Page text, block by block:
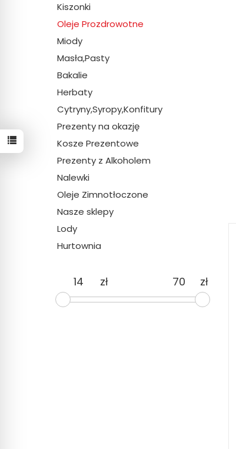
Kiszonki
Oleje Prozdrowotne
Miody
Masła,Pasty
Bakalie
Herbaty
Cytryny,Syropy,Konfitury
Prezenty na okazję
Kosze Prezentowe
Prezenty z Alkoholem
Nalewki
Oleje Zimnotłoczone
Nasze sklepy
Lody
Hurtownia
zł zł